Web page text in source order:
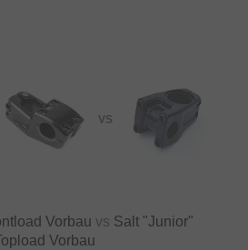
VS
Vorbau vs Salt "Junior"
Vorbau